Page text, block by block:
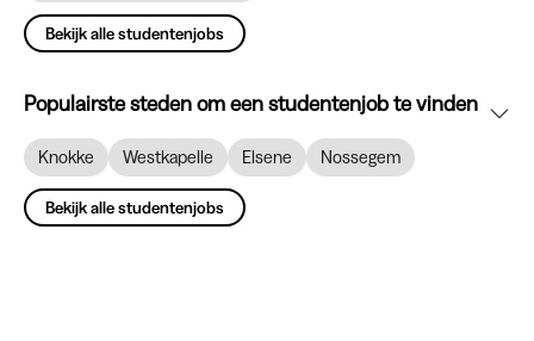
Bekijk alle studentenjobs
Populairste steden om een studentenjob te vinden
Knokke Westkapelle Elsene Nossegem
Bekijk alle studentenjobs